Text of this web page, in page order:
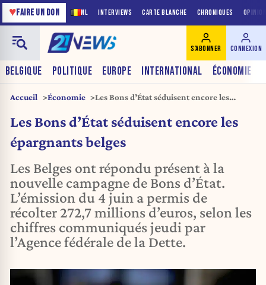
NL INTERVIEWS CARTE BLANCHE CHRONIQUES
♥FAIRE UN DON
BELGIQUE POLITIQUE EUROPE INTERNATIONAL ÉCONOMIE
S'ABONNER CONNEXION
Accueil Économie
Les Bons d’État séduisent encore les
Les Bons d’État séduisent encore les
épargnants belges
Les Belges ont répondu présent à la
nouvelle campagne de Bons d’État.
L’émission du 4 juin a permis de
récolter 272,7 millions d’euros, selon les
chiffres communiqués jeudi par
l’Agence fédérale de la Dette.